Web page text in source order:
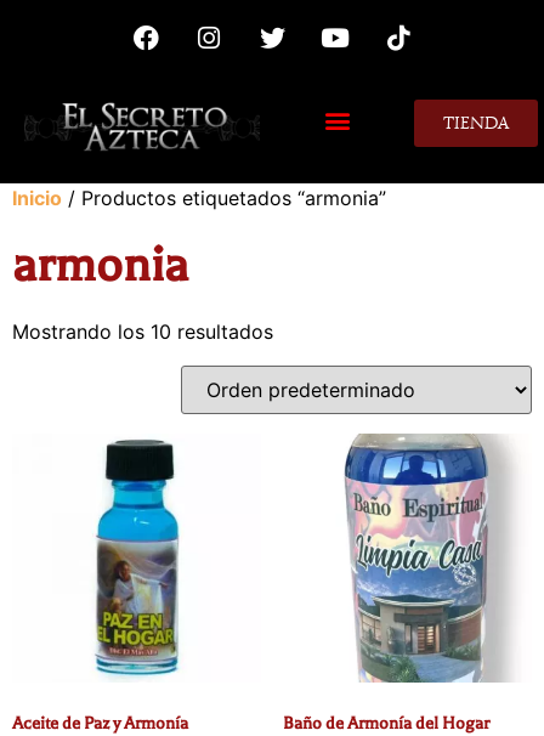
TIENDA
Inicio / Productos etiquetados “armonia”
armonia
Mostrando los 10 resultados
Aceite de Paz y Armonía Baño de Armonía del Hogar